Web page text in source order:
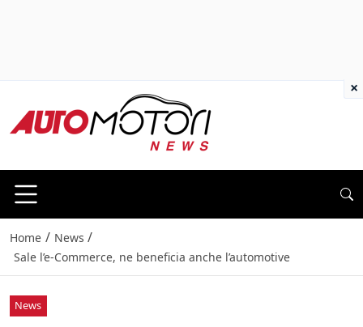
Home / News /
Sale l’e-Commerce, ne beneficia anche l’automotive
News
×